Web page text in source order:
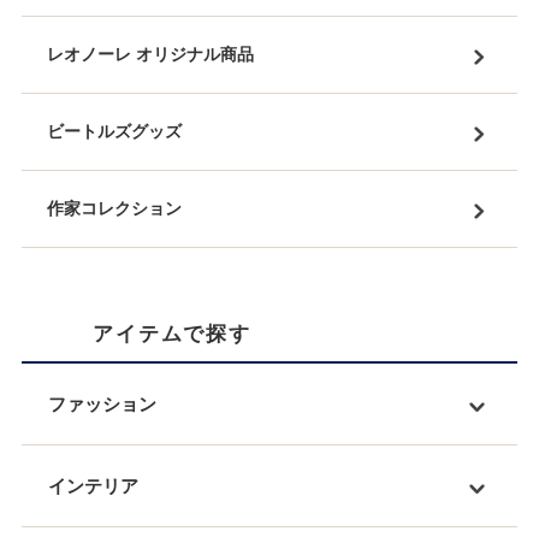
レオノーレ オリジナル商品
ビートルズグッズ
作家コレクション
アイテムで探す
ファッション
インテリア